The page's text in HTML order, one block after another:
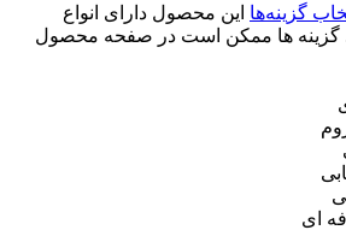
گزینه‌ها این محصول دارای انواع
گزینه ها ممکن است در صفحه محصول
ای